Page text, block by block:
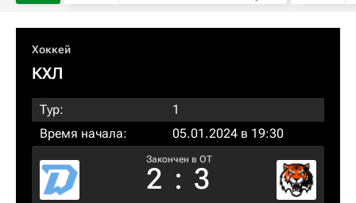
Хоккей
КХЛ
Тур:
1
Время начала:
05.01.2024 в 19:30
Закончен в OT
2 : 3